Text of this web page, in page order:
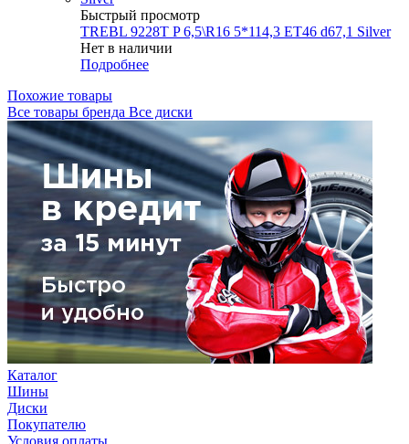
Быстрый просмотр
TREBL 9228T P 6,5\R16 5*114,3 ET46 d67,1 Silver
Нет в наличии
Подробнее
Похожие товары
Все товары бренда Все диски
Каталог
Шины
Диски
Покупателю
Условия оплаты